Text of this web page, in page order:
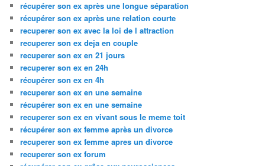
récupérer son ex après une longue séparation
récupérer son ex après une relation courte
recuperer son ex avec la loi de l attraction
recuperer son ex deja en couple
recuperer son ex en 21 jours
recuperer son ex en 24h
récupérer son ex en 4h
recuperer son ex en une semaine
récupérer son ex en une semaine
recuperer son ex en vivant sous le meme toit
récupérer son ex femme après un divorce
recuperer son ex femme apres un divorce
recuperer son ex forum